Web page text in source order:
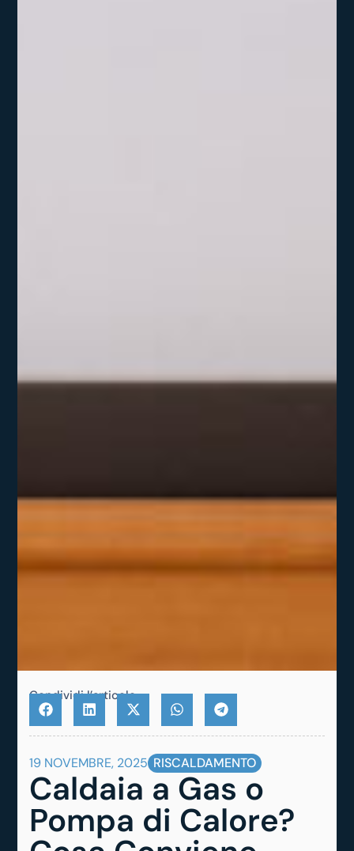
Condividi l’articolo
19 NOVEMBRE, 2025 RISCALDAMENTO
Caldaia a Gas o
Pompa di Calore?